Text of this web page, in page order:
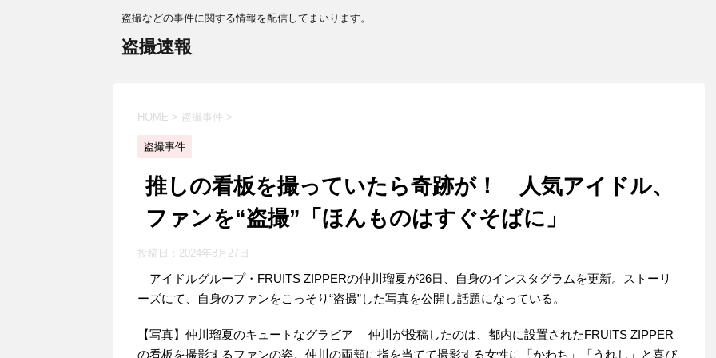
盗撮などの事件に関する情報を配信してまいります。
盗撮速報
HOME > 盗撮事件 >
盗撮事件
推しの看板を撮っていたら奇跡が！ 人気アイドル、
ファンを“盗撮”「ほんものはすぐそばに」
投稿日： 2024年8月27日
アイドルグループ・FRUITS ZIPPERの仲川瑠夏が26日、自身のインスタグラムを更新。ストーリ
ーズにて、自身のファンをこっそり“盗撮”した写真を公開し話題になっている。
【写真】仲川瑠夏のキュートなグラビア 仲川が投稿したのは、都内に設置されたFRUITS ZIPPER
の看板を撮影するファンの姿。仲川の両頬に指を当てて撮影する女性に「かわち」「うれし」と喜び